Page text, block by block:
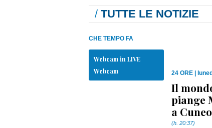
/ TUTTE LE NOTIZIE
CHE TEMPO FA
Webcam in LIVE
Webcam
24 ORE
Il
piange
a Cuneo
(h. 20:37)